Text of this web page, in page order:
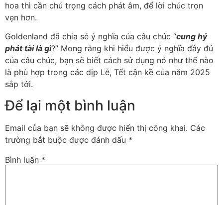
hoa thì cần chú trọng cách phát âm, để lời chúc trọn
vẹn hơn.
Goldenland đã chia sẻ ý nghĩa của câu chúc “cung hỷ
phát tài là gì?” Mong rằng khi hiểu được ý nghĩa đầy đủ
của câu chúc, bạn sẽ biết cách sử dụng nó như thế nào
là phù hợp trong các dịp Lễ, Tết cận kề của năm 2025
sắp tới.
Để lại một bình luận
Email của bạn sẽ không được hiển thị công khai. Các
trường bắt buộc được đánh dấu *
Bình luận *